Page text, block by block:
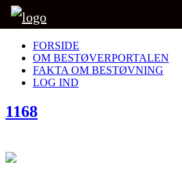
FORSIDE
OM BESTØVERPORTALEN
FAKTA OM BESTØVNING
LOG IND
1168